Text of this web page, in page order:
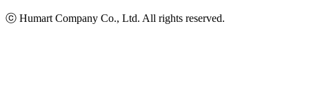
ⓒ Humart Company Co., Ltd. All rights reserved.